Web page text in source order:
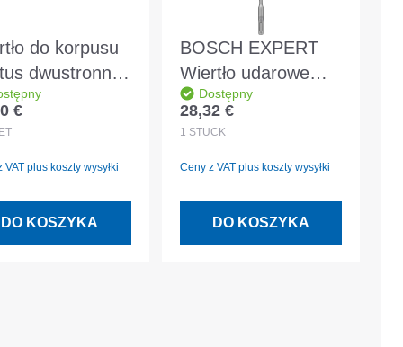
do korpusu
dwustronne
mm - 10 sztuk
regularna:
€
VAT plus koszty wysyłki
DO KOSZYKA
BOSCH EXPERT
Wiertło udarowe
SDS plus-7X
6x250x315mm
Dostępny
Cena regularna:
28,32 €
1 STÜCK
Ceny z VAT plus koszty wysyłki
DO KOSZYKA